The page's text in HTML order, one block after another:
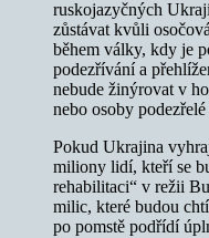
ruskojazyčných
zůstávat kvůli
během války, kdy je
podezřívání a
nebude žinýrovat v
nebo osoby
Pokud Ukrajina
miliony lidí, kteří se
rehabilitaci“ v režii
milic, které budou
po pomstě podřídí